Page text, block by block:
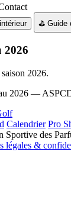
⛳ Guide
2026
2026.
Calendrier Pro
des
légales &